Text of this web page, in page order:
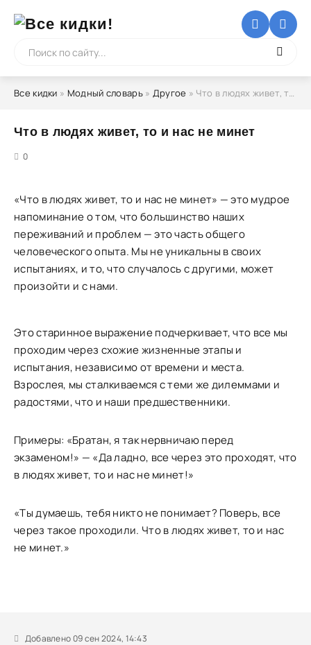
Все кидки » Модный словарь» Другое » Что в людях живет, то и нас не минет
Что в людях живет, то и нас не минет
0
«Что в людях живет, то и нас не минет» — это мудрое
напоминание о том, что большинство наших
переживаний и проблем — это часть общего
человеческого опыта. Мы не уникальны в своих
испытаниях, и то, что случалось с другими, может
произойти и с нами.
Это старинное выражение подчеркивает, что все мы
проходим через схожие жизненные этапы и
испытания, независимо от времени и места.
Взрослея, мы сталкиваемся с теми же дилеммами и
радостями, что и наши предшественники.
Примеры: «Братан, я так нервничаю перед
экзаменом!» — «Да ладно, все через это проходят, что
в людях живет, то и нас не минет!»
«Ты думаешь, тебя никто не понимает? Поверь, все
через такое проходили. Что в людях живет, то и нас
не минет.»
Добавлено 09 сен 2024, 14:43